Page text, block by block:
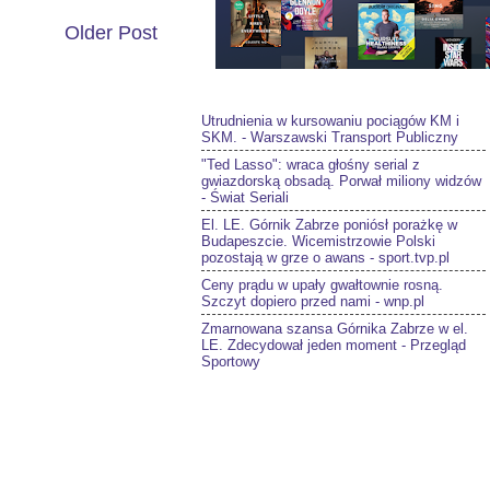
Older Post
Utrudnienia w kursowaniu pociągów KM i
SKM. - Warszawski Transport Publiczny
"Ted Lasso": wraca głośny serial z
gwiazdorską obsadą. Porwał miliony widzów
- Świat Seriali
El. LE. Górnik Zabrze poniósł porażkę w
Budapeszcie. Wicemistrzowie Polski
pozostają w grze o awans - sport.tvp.pl
Ceny prądu w upały gwałtownie rosną.
Szczyt dopiero przed nami - wnp.pl
Zmarnowana szansa Górnika Zabrze w el.
LE. Zdecydował jeden moment - Przegląd
Sportowy